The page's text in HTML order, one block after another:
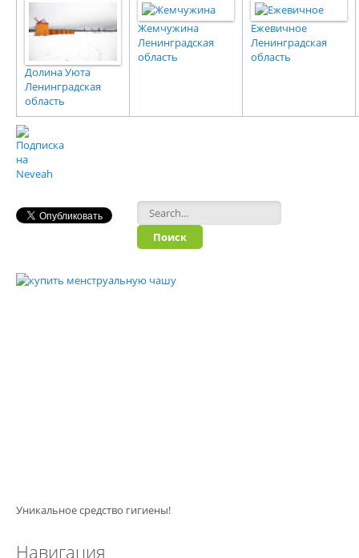
Долина Уюта
Ленинградская
область
Жемчужина
Ленинградская
область
Ежевичное
Ленинградская
область
Форма поиска
Уникальное средство гигиены!
Навигация